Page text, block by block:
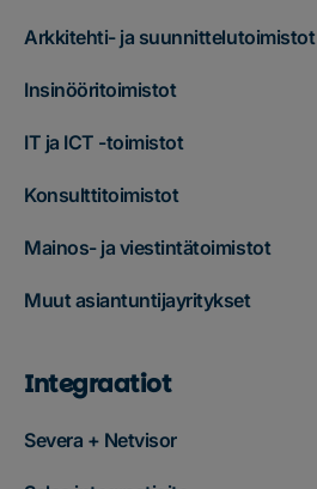
Arkkitehti- ja suunnittelutoimistot
Insinööritoimistot
IT ja ICT -toimistot
Konsulttitoimistot
Mainos- ja viestintätoimistot
Muut asiantuntijayritykset
Integraatiot
Severa + Netvisor